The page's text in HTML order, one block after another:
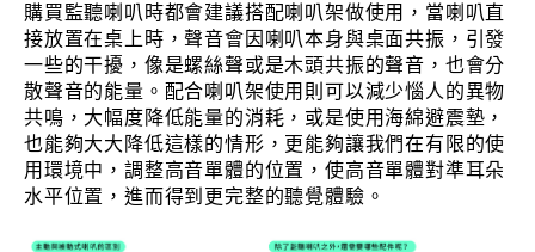
購買監聽喇叭時都會建議搭配喇叭架做使用，當喇叭直
接放置在桌上時，聲音會因喇叭本身與桌面共振，引發
一些的干擾，像是螺絲聲或是木頭共振的聲音，也會分
散聲音的能量。配合喇叭架使用則可以減少惱人的異物
共鳴，大幅度降低能量的消耗，或是使用海綿避震墊，
也能夠大大降低這樣的情形，更能夠讓我們在有限的使
用環境中，調整高音單體的位置，使高音單體對準耳朵
水平位置，進而得到更完整的聽覺體驗。